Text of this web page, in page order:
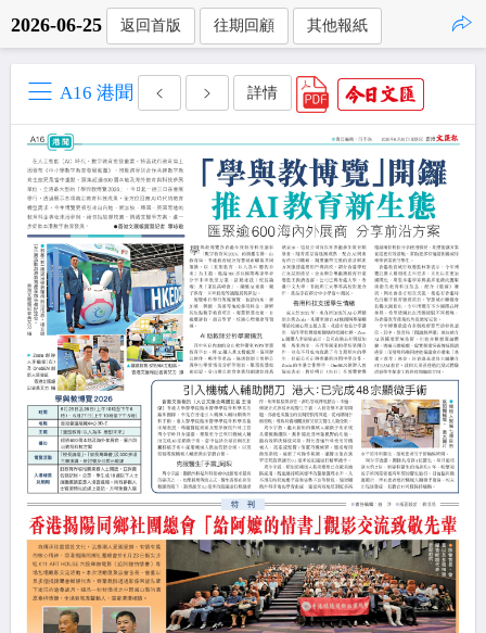
2026-06-25 返回首版 往期回顧 其他報紙
A16 港聞 詳情